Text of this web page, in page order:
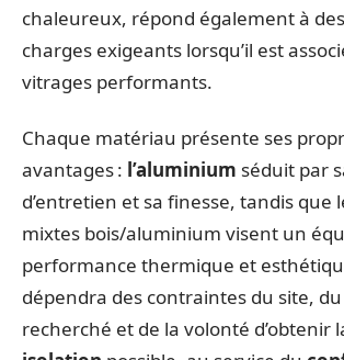
chaleureux, répond également à
charges exigeants lorsqu’il est
vitrages performants.
Chaque matériau présente ses
avantages : l’aluminium séduit par
d’entretien et sa finesse, tandis que
mixtes bois/aluminium visent un
performance thermique et
dépendra des contraintes du site,
recherché et de la volonté d’obtenir